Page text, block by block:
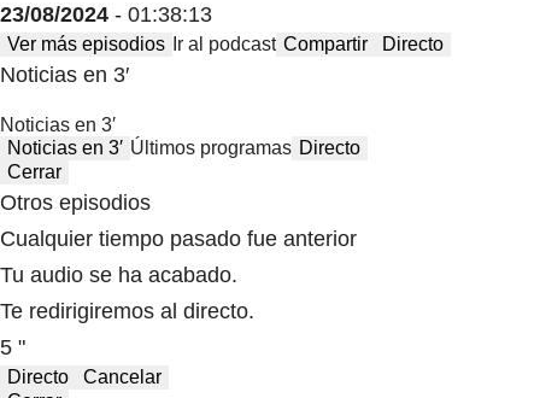
23/08/2024 - 01:38:13
Ver más episodios Ir al podcast Compartir Directo
Noticias en 3′
Noticias en 3′
Noticias en 3′ Últimos programas Directo
Cerrar
Otros episodios
Cualquier tiempo pasado fue anterior
Tu audio se ha acabado.
Te redirigiremos al directo.
5 "
Directo
Cancelar